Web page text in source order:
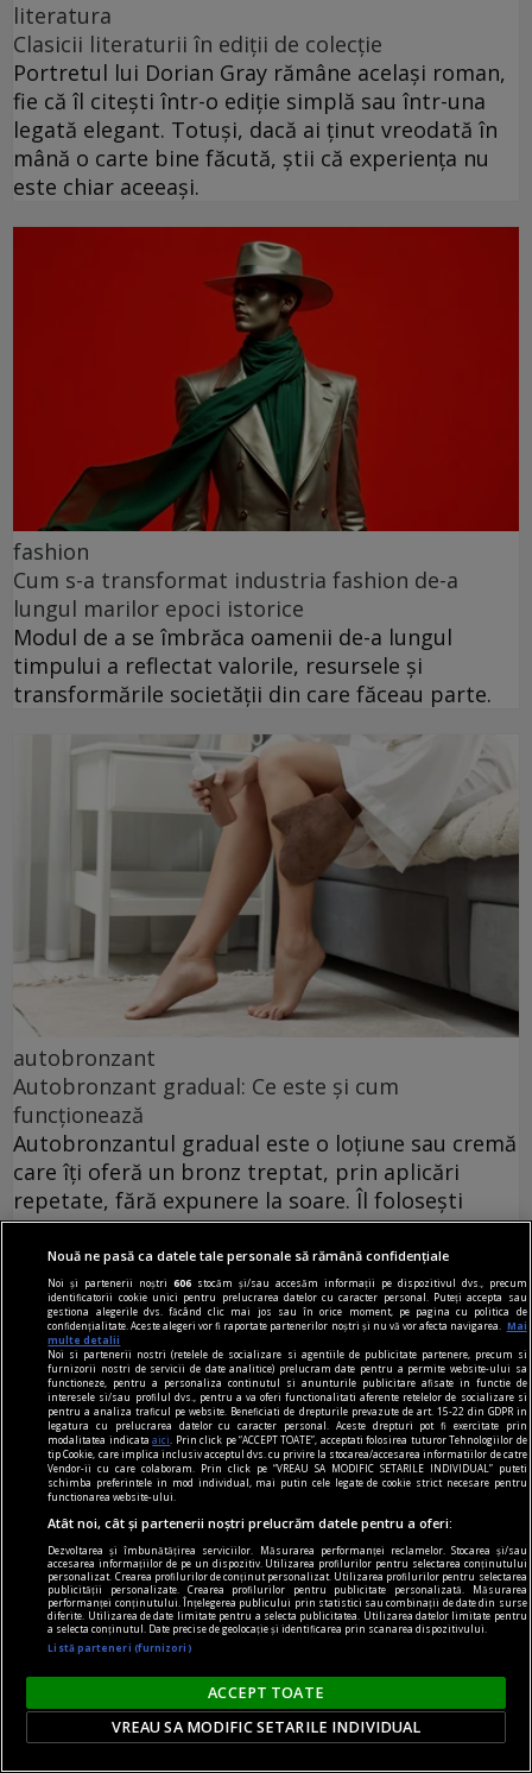
literatura
Clasicii literaturii în ediții de colecție
Portretul lui Dorian Gray rămâne același roman,
fie că îl citești într-o ediție simplă sau într-una
legată elegant. Totuși, dacă ai ținut vreodată în
mână o carte bine făcută, știi că experiența nu
este chiar aceeași.
fashion
Cum s-a transformat industria fashion de-a
lungul marilor epoci istorice
Modul de a se îmbrăca oamenii de-a lungul
timpului a reflectat valorile, resursele și
transformările societății din care făceau parte.
autobronzant
Autobronzant gradual: Ce este și cum
funcționează
Autobronzantul gradual este o loțiune sau cremă
care îți oferă un bronz treptat, prin aplicări
repetate, fără expunere la soare. Îl folosești
zilnic, ca pe o cremă de corp, iar culoarea se
intensifică de la o zi la alta. Rezultatul? Un ton
cald, uniform, pe care îl controlezi ușor.
comunicat
BRAT își prezintă poziția față de textul curent al
Digital Omnibus VII și atrage atenția asupra
importanței acestuia pentru sustenabilitatea și
libertatea presei
Nouă ne pasă ca datele tale personale să rămână confidențiale
Noi și partenerii noștri606 stocăm și/sau accesăm informații pe dispozitivul dvs., precum
identificatorii cookie unici pentru prelucrarea datelor cu caracter personal. Puteți accepta sau
gestiona alegerile dvs. făcând clic mai jos sau în orice moment, pe pagina cu politica de
confidențialitate. Aceste alegeri vor fi raportate partenerilor noștri și nu vă vor afecta navigarea.
Mai
multe detalii
Noi si partenerii nostri (retelele de socializare si agentiile de publicitate partenere, precum si
furnizorii nostri de servicii de date analitice) prelucram date pentru a permite website-ului sa
functioneze, pentru a personaliza continutul si anunturile publicitare afisate in functie de
interesele si/sau profilul dvs., pentru a va oferi functionalitati aferente retelelor de socializare si
pentru a analiza traficul pe website. Beneficiati de drepturile prevazute de art. 15-22 din GDPR in
legatura cu prelucrarea datelor cu caracter personal. Aceste drepturi pot fi exercitate prin
modalitatea indicataaici
. Prin click pe “ACCEPT TOATE”, acceptati folosirea tuturor Tehnologiilor de
tip Cookie, care implica inclusiv acceptul dvs. cu privire la stocarea/accesarea informatiilor de catre
Vendor-ii cu care colaboram. Prin click pe “VREAU SA MODIFIC SETARILE INDIVIDUAL” puteti
schimba preferintele in mod individual, mai putin cele legate de cookie strict necesare pentru
functionarea website-ului.
Atât noi, cât și partenerii noștri prelucrăm datele pentru a oferi:
Dezvoltarea și îmbunătățirea serviciilor. Măsurarea performanței reclamelor. Stocarea și/sau
accesarea informațiilor de pe un dispozitiv. Utilizarea profilurilor pentru selectarea conținutului
personalizat. Crearea profilurilor de conținut personalizat. Utilizarea profilurilor pentru selectarea
publicității personalizate. Crearea profilurilor pentru publicitate personalizată. Măsurarea
performanței conținutului. Înțelegerea publicului prin statistici sau combinații de date din surse
diferite. Utilizarea de date limitate pentru a selecta publicitatea. Utilizarea datelor limitate pentru
a selecta conținutul. Date precise de geolocație și identificarea prin scanarea dispozitivului.
Listă parteneri (furnizori)
ACCEPT TOATE
VREAU SA MODIFIC SETARILE INDIVIDUAL